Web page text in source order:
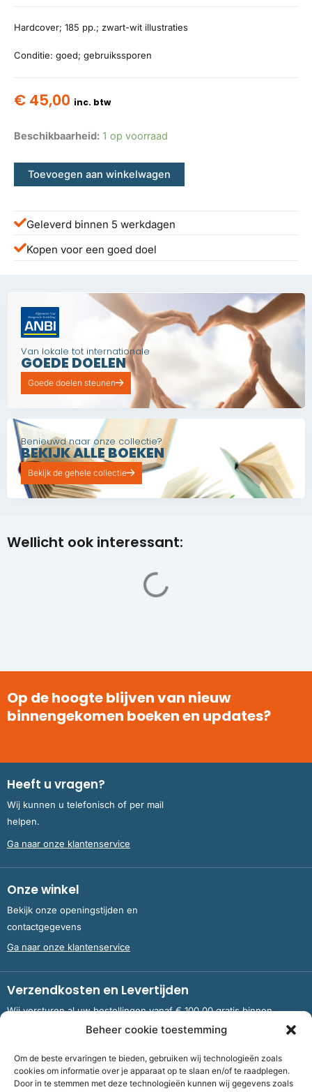
Beheer cookie toestemming
Om de beste ervaringen te bieden, gebruiken wij technologieën zoals
cookies om informatie over je apparaat op te slaan en/of te raadplegen.
Door in te stemmen met deze technologieën kunnen wij gegevens zoals
Hardcover; 185 pp.; zwart-wit illustraties
Conditie: goed; gebruikssporen
€ 45,00 inc. btw
Beschikbaarheid: 1 op voorraad
Toevoegen aan winkelwagen
Geleverd binnen 5 werkdagen
Kopen voor een goed doel
Van lokale tot internationale
GOEDE DOELEN
Goede doelen steunen
Benieuwd naar onze collectie?
BEKIJK ALLE BOEKEN
Bekijk de gehele collectie
Wellicht ook interessant:
Op de hoogte blijven van nieuw
binnengekomen boeken en updates?
Heeft u vragen?
Wij kunnen u telefonisch of per mail
helpen.
Ga naar onze klantenservice
Onze winkel
Bekijk onze openingstijden en
contactgegevens
Ga naar onze klantenservice
Verzendkosten en Levertijden
Wij versturen al uw bestellingen vanaf € 100,00 gratis binnen
Nederland en België.
Meer informatie over verzendkosten en levertijden